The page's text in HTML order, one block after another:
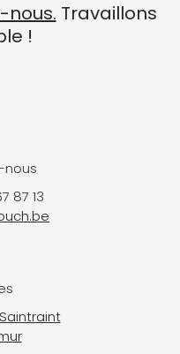
Travaillons
!
87 13​​​​​​​​​​​​​​